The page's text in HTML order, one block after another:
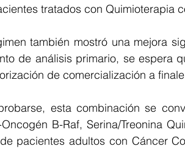
tratados con Quimioterapia
también mostró una mejora
de análisis primario, se espera
de comercialización a
esta combinación se
Oncogén B-Raf, Serina/Treonina
pacientes adultos con Cáncer